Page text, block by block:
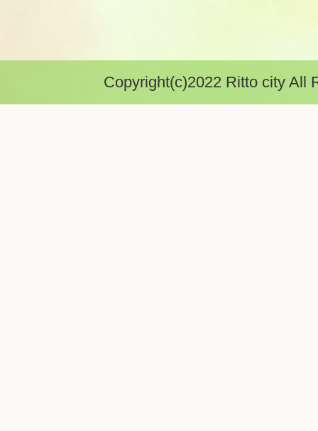
Copyright(c)2022 Ritto city All